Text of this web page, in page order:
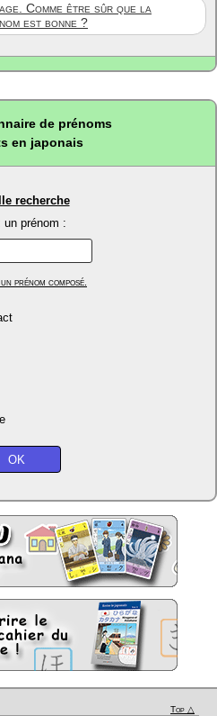
Comme être sûr que la
est bonne ?
de prénoms
en japonais
recherche
un prénom :
prénom composé.
Top △